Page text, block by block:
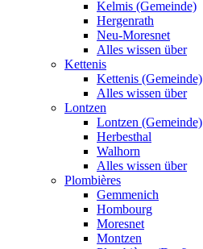
Kelmis (Gemeinde)
Hergenrath
Neu-Moresnet
Alles wissen über
Kettenis
Kettenis (Gemeinde)
Alles wissen über
Lontzen
Lontzen (Gemeinde)
Herbesthal
Walhorn
Alles wissen über
Plombières
Gemmenich
Hombourg
Moresnet
Montzen